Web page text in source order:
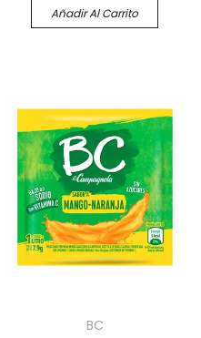
Añadir Al Carrito
BC